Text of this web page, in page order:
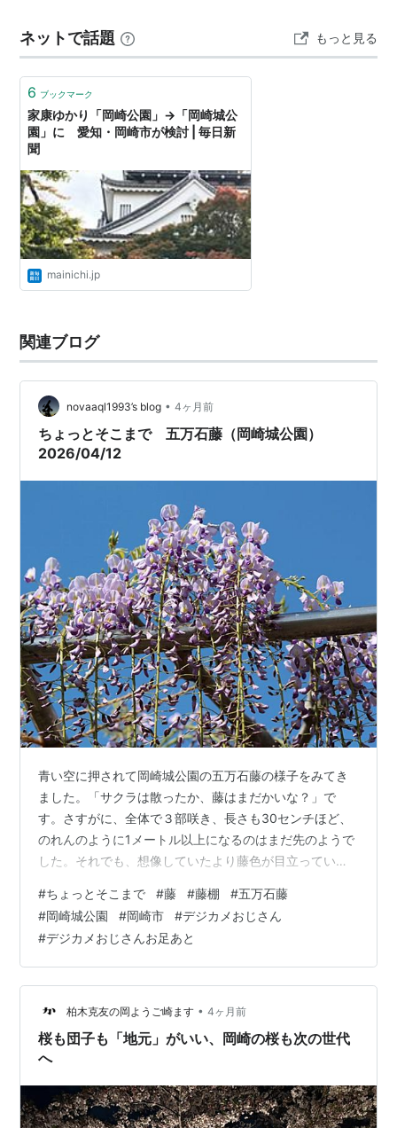
た。この日はマウンテンバイクでなくロードでしたが、
藤…
ネットで話題 もっと見る
6 ブックマーク
家康ゆかり「岡崎公園」→「岡崎城公
園」に 愛知・岡崎市が検討 | 毎日新
聞
mainichi.jp
関連ブログ
novaaql1993’s blog • 4ヶ月前
ちょっとそこまで 五万石藤（岡崎城公園）
2026/04/12
青い空に押されて岡崎城公園の五万石藤の様子をみてき
ました。「サクラは散ったか、藤はまだかいな？」で
す。さすがに、全体で３部咲き、長さも30センチほど、
のれんのように1メートル以上になるのはまだ先のようで
した。それでも、想像していたより藤色が目立っていて
ったアベ・・・」などと鼻歌がでます。ポタポタ途中の
乙川沿いには八重桜のピンクもきれいでした。良い天気
にノー天気な昼時でした。 これから見頃をむかえる五万
石藤 やえちゃんか～ そやな～ 満開やで～ え～なぁ～ う
す紫の藤棚の～ 下で歌ったアベ・・・澄んだ瞳が美しく
なぁ～ぜか心に残ってる、藤棚でした
#ちょっとそこまで #藤 #藤棚 #五万石藤
#岡崎城公園 #岡崎市 #デジカメおじさん
#デジカメおじさんお足あと
柏木克友の岡ようご崎ます • 4ヶ月前
桜も団子も「地元」がいい、岡崎の桜も次の世代
へ